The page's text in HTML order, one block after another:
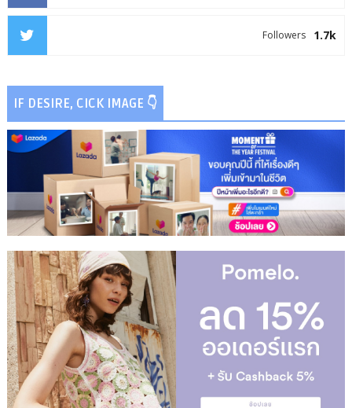
1.7k
Followers
IF DESIRE, CICK IMAGE 👇